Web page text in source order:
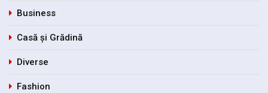
Business
Casă și Grădină
Diverse
Fashion